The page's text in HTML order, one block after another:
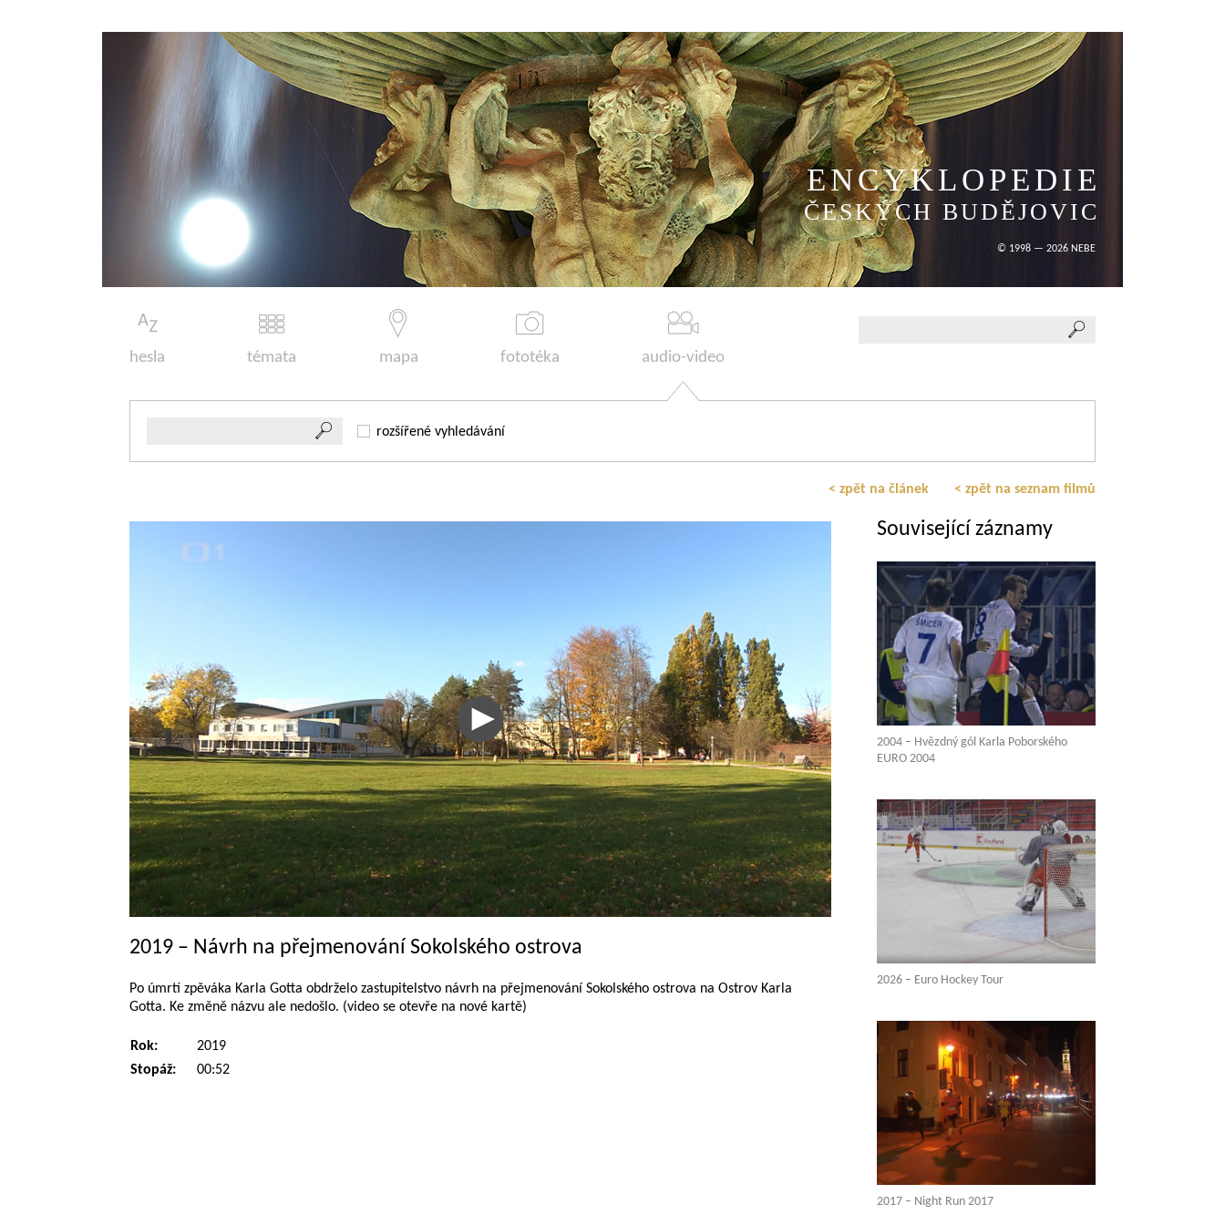
ENCYKLOPEDIE
ČESKÝCH BUDĚJOVIC
© 1998 — 2026 NEBE
hesla témata mapa fototéka audio-video
rozšířené vyhledávání
< zpět na článek < zpět na seznam filmů
2019 – Návrh na přejmenování Sokolského ostrova
Po úmrtí zpěváka Karla Gotta obdrželo zastupitelstvo návrh na přejmenování Sokolského ostrova na Ostrov Karla
Gotta. Ke změně názvu ale nedošlo. (video se otevře na nové kartě)
Rok:
2019
Stopáž:
00:52
Související záznamy
2004 – Hvězdný gól Karla Poborského
EURO 2004
2026 – Euro Hockey Tour
2017 – Night Run 2017